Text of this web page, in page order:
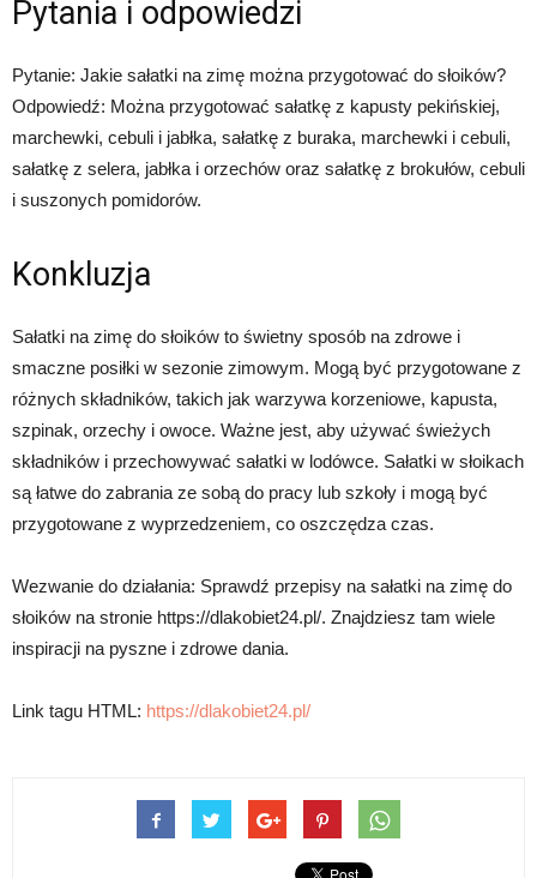
Pytania i odpowiedzi
Pytanie: Jakie sałatki na zimę można przygotować do słoików?
Odpowiedź: Można przygotować sałatkę z kapusty pekińskiej,
marchewki, cebuli i jabłka, sałatkę z buraka, marchewki i cebuli,
sałatkę z selera, jabłka i orzechów oraz sałatkę z brokułów, cebuli
i suszonych pomidorów.
Konkluzja
Sałatki na zimę do słoików to świetny sposób na zdrowe i
smaczne posiłki w sezonie zimowym. Mogą być przygotowane z
różnych składników, takich jak warzywa korzeniowe, kapusta,
szpinak, orzechy i owoce. Ważne jest, aby używać świeżych
składników i przechowywać sałatki w lodówce. Sałatki w słoikach
są łatwe do zabrania ze sobą do pracy lub szkoły i mogą być
przygotowane z wyprzedzeniem, co oszczędza czas.
Wezwanie do działania: Sprawdź przepisy na sałatki na zimę do
słoików na stronie https://dlakobiet24.pl/. Znajdziesz tam wiele
inspiracji na pyszne i zdrowe dania.
Link tagu HTML: https://dlakobiet24.pl/